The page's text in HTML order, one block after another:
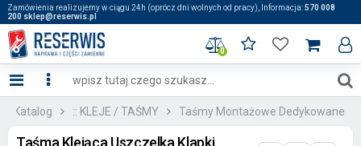
Zamówienia realizujemy w ciągu 24h (oprócz dni wolnych od pracy), Informacja:570 008
200 sklep@reserwis.pl
0
Katalog :: KLEJE / TAŚMY Taśmy Montażowe Dedykowane
Taśma Klejąca Uszczelka Klapki